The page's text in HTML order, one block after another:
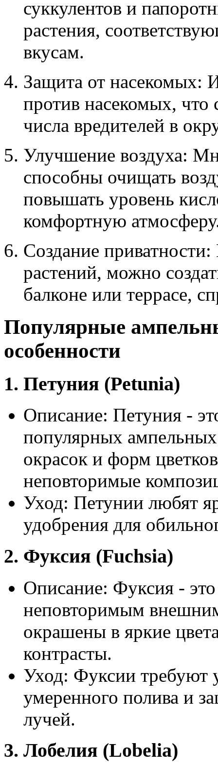
суккулентов и
растения,
вкусам.
Защита от насекомых:
против насекомых,
числа вредителей в
Улучшение воздуха:
способны очищать
повышать уровень
комфортную
Создание
растений, можно
балконе или террасе,
Популярные
особенности
1. Петуния (Petunia)
Описание: Петуния -
популярных
окрасок и форм
неповторимые
Уход: Петунии любят
удобрения для
2. Фуксия (Fuchsia)
Описание: Фуксия -
неповторимым
окрашены в яркие
контрасты.
Уход: Фуксии требуют
умеренного полива и
лучей.
3. Лобелия (Lobelia)